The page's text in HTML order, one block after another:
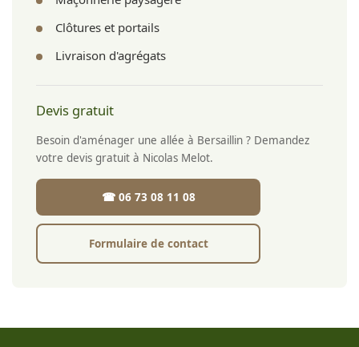
Clôtures et portails
Livraison d'agrégats
Devis gratuit
Besoin d'aménager une allée à Bersaillin ? Demandez
votre devis gratuit à Nicolas Melot.
☎ 06 73 08 11 08
Formulaire de contact